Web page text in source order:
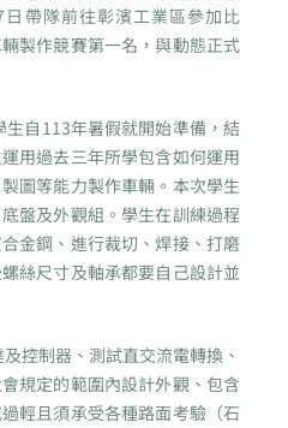
帶隊前往彰濱工業區參加比
製作競賽第一名，與動態正式
自113年暑假就開始準備，結
用過去三年所學包含如何運用
圖等能力製作車輛。本次學生
盤及外觀組。學生在訓練過程
金鋼、進行裁切、焊接、打磨
絲尺寸及軸承都要自己設計並
控制器、測試直交流電轉換、
規定的範圍內設計外觀、包含
輕且須承受各種路面考驗（石